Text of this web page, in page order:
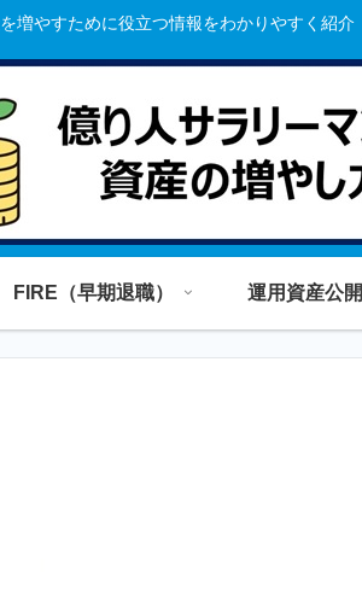
増やすために役立つ情報をわかりやすく紹介
FIRE（早期退職） 運用資産公開